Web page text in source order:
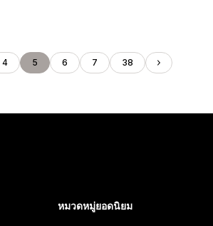
4 5 6 7 38
หมวดหมู่ยอดนิยม